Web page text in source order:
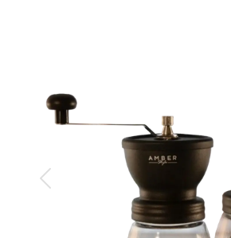
Anterior